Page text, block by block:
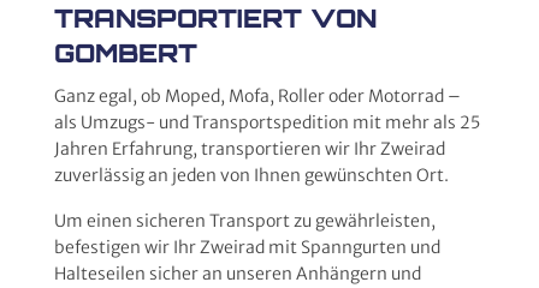
TRANSPORTIERT VON
GOMBERT
Ganz egal, ob Moped, Mofa, Roller oder Motorrad –
als Umzugs- und Transportspedition mit mehr als 25
Jahren Erfahrung, transportieren wir Ihr Zweirad
zuverlässig an jeden von Ihnen gewünschten Ort.
Um einen sicheren Transport zu gewährleisten,
befestigen wir Ihr Zweirad mit Spanngurten und
Halteseilen sicher an unseren Anhängern und